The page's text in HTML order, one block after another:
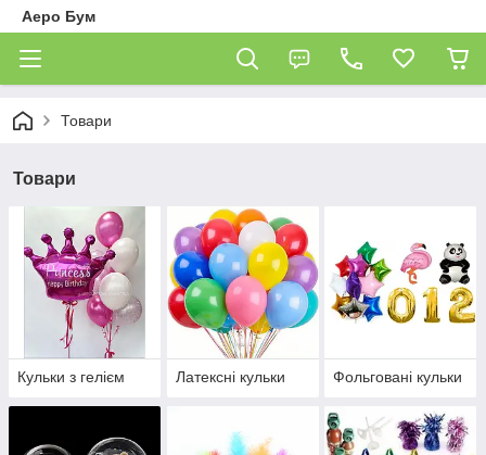
Аеро Бум
Товари
Товари
Кульки з гелієм Латексні кульки Фольговані кульки